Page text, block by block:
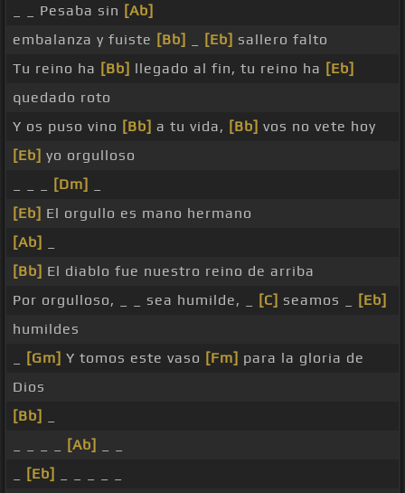
_ _ Pesaba sin [Ab]
embalanza y fuiste [Bb] [Eb] sallero falto
Tu reino ha [Bb] llegado al fin, tu reino ha [Eb]
quedado roto
Y os puso vino [Bb] a tu vida, [Bb] vos no vete hoy
[Eb] yo orgulloso
[Dm]
[Eb] El orgullo es mano hermano
[Ab]
[Bb] El diablo fue nuestro reino de arriba
Por orgulloso, _ _ sea humilde, _
[C] seamos _
[Eb]
humildes
[Gm] Y tomos este vaso [Fm] para la gloria de
Dios
[Bb]
[Ab]
[Eb]